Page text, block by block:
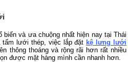
và ưa chuộng nhất hiện nay tại Thái
tấm lưới thép, việc lắp đặt kệ lưng lưới
thông thoáng và rộng rãi hơn rất nhiều
được mặt hàng mình cần nhanh hơn.